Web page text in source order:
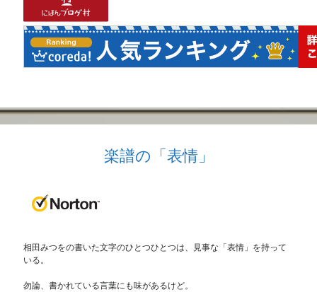
楽譜の「表情」
相田みつをの書いた文字のひとつひとつは、見事な「表情」を持って
いる。
勿論、書かれている言葉にも味があるけど。